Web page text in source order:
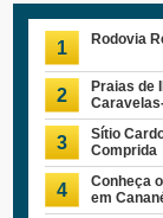
1 Rodovia
2
Praias de
3
Sítio
Comprida
4
Conheça
em